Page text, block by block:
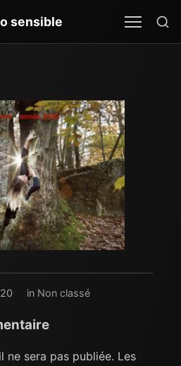
sensible
in Non classé
ne sera pas publiée. Les